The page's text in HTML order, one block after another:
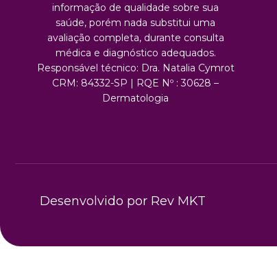
informação de qualidade sobre sua
saúde, porém nada substitui uma
avaliação completa, durante consulta
médica e diagnóstico adequados.
Responsável técnico: Dra. Natalia Cymrot
CRM: 84332-SP | RQE Nº : 30628 –
Dermatologia
Desenvolvido por Rev MKT